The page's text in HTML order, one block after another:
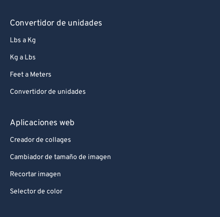
Convertidor de unidades
Lbs a Kg
Kg a Lbs
Feet a Meters
Convertidor de unidades
Aplicaciones web
Creador de collages
Cambiador de tamaño de imagen
Recortar imagen
Selector de color